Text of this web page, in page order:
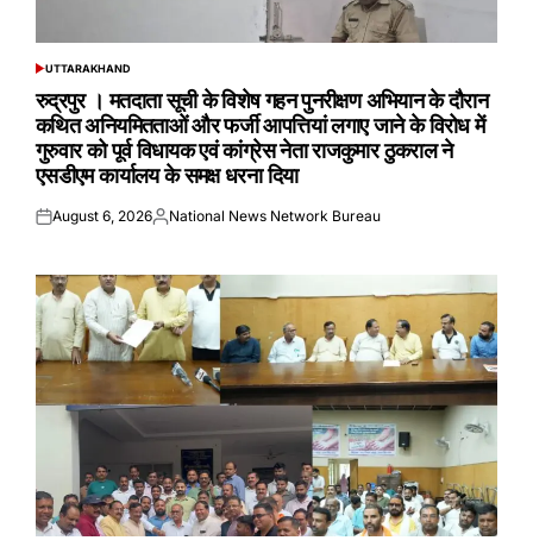
POSTED
UTTARAKHAND
रुद्रपुर । मतदाता सूची के विशेष गहन पुनरीक्षण अभियान के दौरान
कथित अनियमितताओं और फर्जी आपत्तियां लगाए जाने के विरोध में
गुरुवार को पूर्व विधायक एवं कांग्रेस नेता राजकुमार ठुकराल ने
एसडीएम कार्यालय के समक्ष धरना दिया
Posted
August 6, 2026Posted
National News Network Bureau